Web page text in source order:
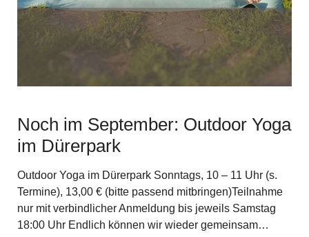
Noch im September: Outdoor Yoga
im Dürerpark
Outdoor Yoga im Dürerpark Sonntags, 10 – 11 Uhr (s.
Termine), 13,00 € (bitte passend mitbringen)Teilnahme
nur mit verbindlicher Anmeldung bis jeweils Samstag
18:00 Uhr Endlich können wir wieder gemeinsam…